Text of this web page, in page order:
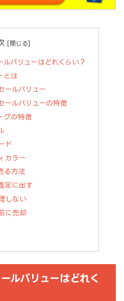
ルバリューはどれくらい？
とは
ールバリュー
ールバリューの特徴
グの特徴
ド
カラー
る方法
定に出す
しない
に売却
ルバリューはどれく